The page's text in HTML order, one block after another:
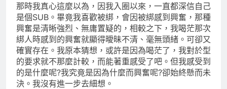
那時我真心這麼以為，因我入圈以來，一直都深信自己
是個SUB。畢竟我喜歡被綁，會因被綁感到興奮，那種
興奮是清晰強烈、無庸置疑的，相較之下，我喝茫那次
綁人時感到的興奮就顯得曖昧不清、毫無頭緒。可卻又
確實存在。我原本猜想，或許是因為喝茫了，我對於型
的要求就不那麼計較，而能著重感受了吧。但我感受到
的是什麼呢?我究竟是因為什麼而興奮呢?卻始終懸而未
決。我沒有進一步去細想。